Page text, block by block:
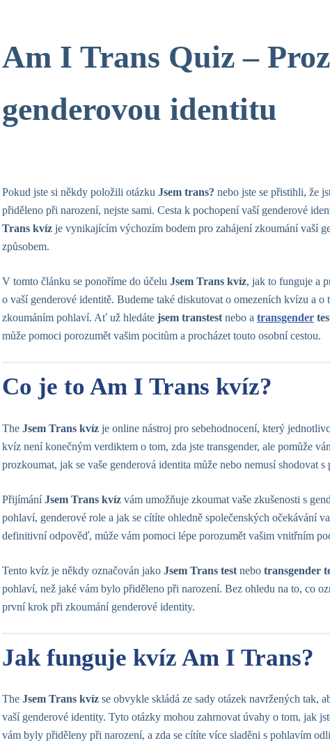
Am I Trans Quiz –
genderovou identitu
Pokud jste si někdy položili otázku Jsem trans? nebo jste se přistihli, že
přiděleno při narození, nejste sami. Cesta k pochopení vaší genderové
Trans kvíz je vynikajícím výchozím bodem pro zahájení zkoumání vaší
způsobem.
V tomto článku se ponoříme do účelu Jsem Trans kvíz, jak to funguje a
o vaší genderové identitě. Budeme také diskutovat o omezeních kvízu a
zkoumáním pohlaví. Ať už hledáte jsem transtest nebo a transgender
může pomoci porozumět vašim pocitům a procházet touto osobní cestou.
Co je to Am I Trans kvíz?
The Jsem Trans kvíz je online nástroj pro sebehodnocení, který
kvíz není konečným verdiktem o tom, zda jste transgender, ale pomůže
prozkoumat, jak se vaše genderová identita může nebo nemusí shodovat
PřijímáníJsem Trans kvíz vám umožňuje zkoumat vaše zkušenosti s
pohlaví, genderové role a jak se cítíte ohledně společenských očekávání
definitivní odpověď, může vám pomoci lépe porozumět vašim vnitřním
Tento kvíz je někdy označován jako Jsem Trans test nebo transgender
pohlaví, než jaké vám bylo přiděleno při narození. Bez ohledu na to, co
první krok při zkoumání genderové identity.
Jak funguje kvíz Am I Trans?
The Jsem Trans kvíz se obvykle skládá ze sady otázek navržených tak,
vaší genderové identity. Tyto otázky mohou zahrnovat úvahy o tom, jak
vám byly přiděleny při narození, a zda se cítíte více sladěni s pohlavím